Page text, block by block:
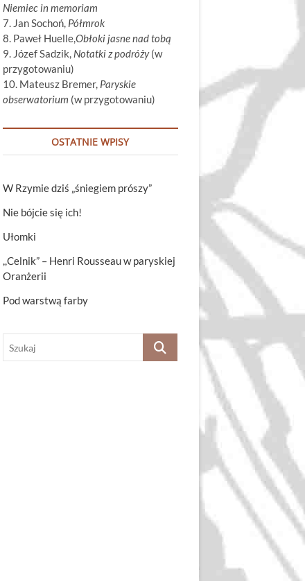
Niemiec in memoriam
7. Jan Sochoń, Półmrok
8. Paweł Huelle,Obłoki jasne nad tobą
9. Józef Sadzik, Notatki z podróży(w
przygotowaniu)
10. Mateusz Bremer, Paryskie
obserwatorium (w przygotowaniu)
OSTATNIE WPISY
W Rzymie dziś „śniegiem prószy”
Nie bójcie się ich!
Ułomki
,,Celnik” – Henri Rousseau w paryskiej
Oranżerii
Pod warstwą farby
Szukaj